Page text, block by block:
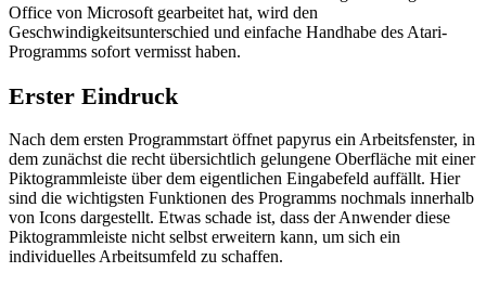
Office von Microsoft gearbeitet hat, wird den
Geschwindigkeitsunterschied und einfache Handhabe des Atari-
Programms sofort vermisst haben.
Erster Eindruck
Nach dem ersten Programmstart öffnet papyrus ein Arbeitsfenster, in
dem zunächst die recht übersichtlich gelungene Oberfläche mit einer
Piktogrammleiste über dem eigentlichen Eingabefeld auffällt. Hier
sind die wichtigsten Funktionen des Programms nochmals innerhalb
von Icons dargestellt. Etwas schade ist, dass der Anwender diese
Piktogrammleiste nicht selbst erweitern kann, um sich ein
individuelles Arbeitsumfeld zu schaffen.